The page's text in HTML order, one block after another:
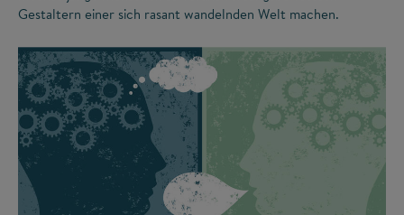
Gestaltern einer sich rasant wandelnden Welt machen.